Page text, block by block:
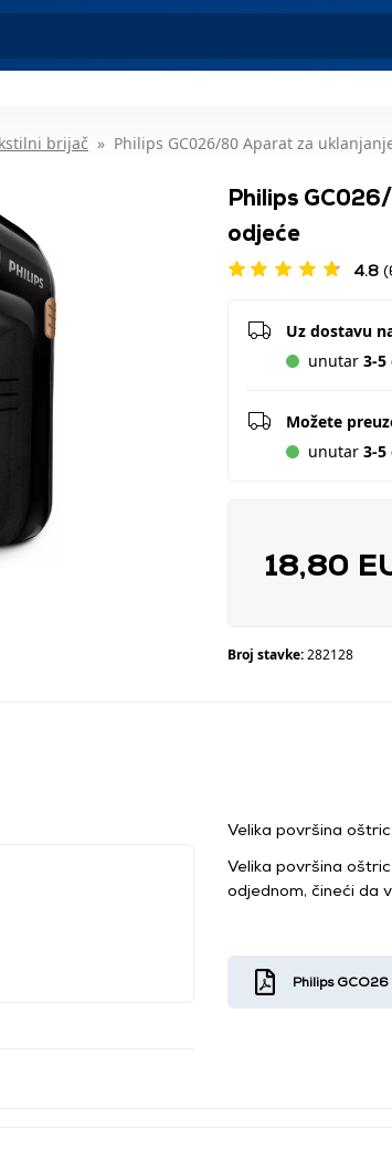
brijač Philips GC026/80 Aparat za
Philips
odjeće
4.8
Uz dostavu
unutar 3-5
Možete
unutar 3-5
18,80
Broj stavke:282128
Velika površina
Velika površina
odjednom, čineći da
Philips